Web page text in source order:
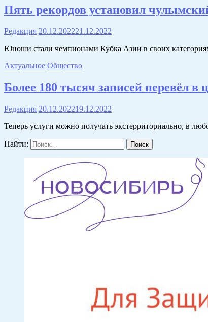
Пять рекордов установил
Редакция 20.12.202221.12.2022
Юноши стали чемпионами Кубка Азии в своих
Актуальное Общество
Более 180 тысяч записей перевёл
Редакция 20.12.202219.12.2022
Теперь услуги можно получать экстерриториально, в
Найти: